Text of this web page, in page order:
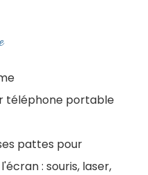
téléphone portable
pattes pour
: souris, laser,